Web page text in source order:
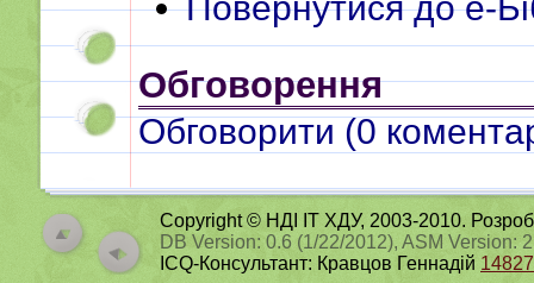
Обговорення
Обговорити (0
Copyright © НДІ ІТ ХДУ, 2003-2010.
DB Version: 0.6 (1/22/2012), ASM Version:
ICQ-Консультант: Кравцов Геннадій